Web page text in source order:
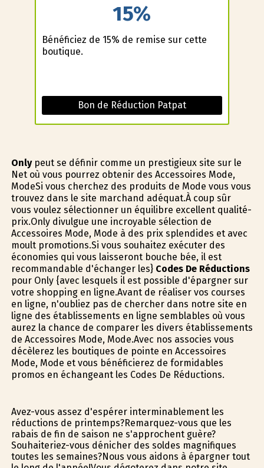
15%
Bénéficiez de 15% de remise sur cette
boutique.
Bon de Réduction Patpat
Onlypeut se définir comme un prestigieux site sur le
Net où vous pourrez obtenir des Accessoires Mode,
ModeSi vous cherchez des produits de Mode vous vous
trouvez dans le site marchand adéquat.À coup sûr
vous voulez sélectionner un équilibre excellent qualité-
prix.Only divulgue une incroyable sélection de
Accessoires Mode, Mode à des prix splendides et avec
moult promotions.Si vous souhaitez exécuter des
économies qui vous laisseront bouche bée, il est
recommandable d'échanger les} Codes De Réductions
pour Only {avec lesquels il est possible d'épargner sur
votre shopping en ligne.Avant de réaliser vos courses
en ligne, n'oubliez pas de chercher dans notre site en
ligne des établissements en ligne semblables où vous
aurez la chance de comparer les divers établissements
de Accessoires Mode, Mode.Avec nos associes vous
décèlerez les boutiques de pointe en Accessoires
Mode, Mode et vous bénéficierez de formidables
promos en échangeant les Codes De Réductions.
Avez-vous assez d'espérer interminablement les
réductions de printemps?Remarquez-vous que les
rabais de fin de saison ne s'approchent guère?
Souhaiteriez-vous dénicher des soldes magnifiques
toutes les semaines?Nous vous aidons à épargner tout